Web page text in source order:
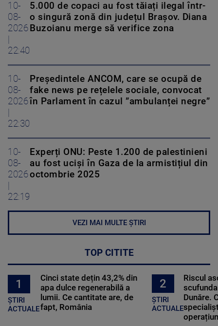
10-
08-
2026
22:40
5.000 de copaci au fost tăiați ilegal într-
o singură zonă din județul Brașov. Diana
Buzoianu merge să verifice zona
10-
08-
2026
22:30
Președintele ANCOM, care se ocupă de
fake news pe rețelele sociale, convocat
în Parlament în cazul ”ambulanței negre”
10-
08-
2026
22:19
Experți ONU: Peste 1.200 de palestinieni
au fost uciși în Gaza de la armistițiul din
octombrie 2025
VEZI MAI MULTE ȘTIRI
TOP CITITE
1
ȘTIRI
ACTUALE
Cinci state dețin 43,2% din
apa dulce regenerabilă a
lumii. Ce cantitate are, de
fapt, România
2
ȘTIRI
ACTUALE
Riscul
Dunăre.